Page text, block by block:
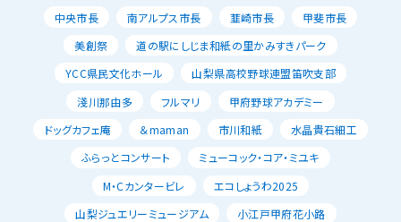
中央市長
南アルプス市長 韮崎市長
甲斐市長
美創祭
道の駅にしじま和紙の里かみすきパーク
YCC県民文化ホール
山梨県高校野球連盟笛吹支部
淺川那由多
フルマリ
甲府野球アカデミー
ドッグカフェ庵
＆maman 市川和紙
水晶貴石細工
ふらっとコンサート
ミューコック・コア・ミユキ
M・Cカンタービレ
エコしょうわ2025
山梨ジュエリーミュージアム
小江戸甲府花小路